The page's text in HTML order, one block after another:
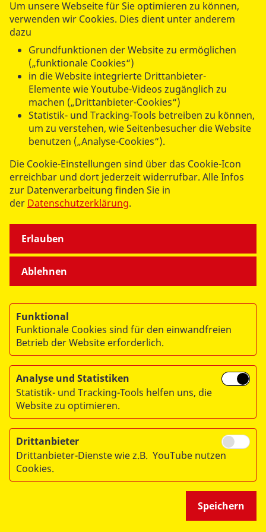
Mehr lesen
UNSERE ANGEBOTE
SPENDEN & STIFTEN
ÜBER UNS
© 2026 ASB Deutschland e.V.
Impressum
RITA
Um unsere Webseite für Sie optimieren zu können,
verwenden wir Cookies. Dies dient unter anderem
dazu
Grundfunktionen der Website zu ermöglichen
(„funktionale Cookies“)
in die Website integrierte Drittanbieter-
Elemente wie Youtube-Videos zugänglich zu
machen („Drittanbieter-Cookies“)
Statistik- und Tracking-Tools betreiben zu können,
um zu verstehen, wie Seitenbesucher die Website
benutzen („Analyse-Cookies“).
Die Cookie-Einstellungen sind über das Cookie-Icon
erreichbar und dort jederzeit widerrufbar. Alle Infos
zur Datenverarbeitung finden Sie in
der Datenschutzerklärung.
Ablehnen
Erlauben
Funktional
Funktionale Cookies sind für den einwandfreien
Betrieb der Website erforderlich.
Analyse und Statistiken
Statistik- und Tracking-Tools helfen uns, die
Website zu optimieren.
Drittanbieter
Drittanbieter-Dienste wie z.B. YouTube nutzen
Cookies.
Speichern